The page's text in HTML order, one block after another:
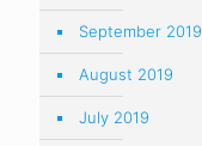
September 2019
August 2019
July 2019